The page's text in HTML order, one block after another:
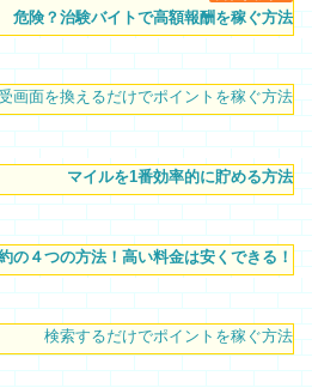
危険？治験バイトで高額報酬を稼ぐ方法
画面を換えるだけでポイントを稼ぐ方法
マイルを1番効率的に貯める方法
の４つの方法！高い料金は安くできる！
検索するだけでポイントを稼ぐ方法